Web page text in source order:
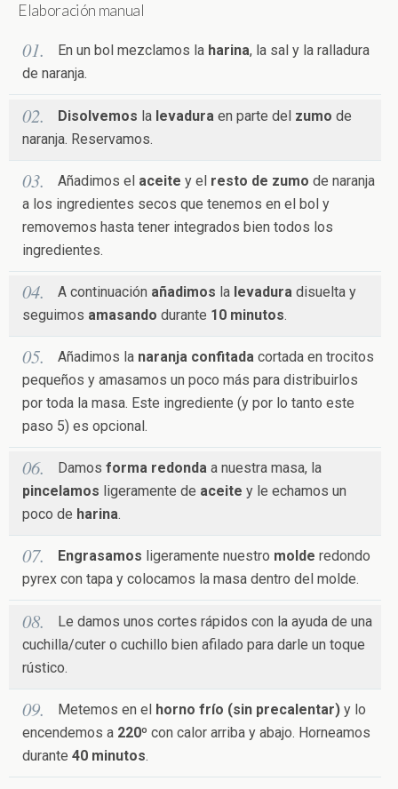
Elaboración manual
En un bol mezclamos la harina, la sal y la ralladura
de naranja.
Disolvemos la levadura en parte del zumo de
naranja. Reservamos.
Añadimos el aceite y el resto de zumo de naranja
a los ingredientes secos que tenemos en el bol y
removemos hasta tener integrados bien todos los
ingredientes.
A continuación añadimos la levadura disuelta y
seguimos amasando durante 10 minutos.
Añadimos la naranja confitada cortada en trocitos
pequeños y amasamos un poco más para distribuirlos
por toda la masa. Este ingrediente (y por lo tanto este
paso 5) es opcional.
Damos forma redonda a nuestra masa, la
pincelamos ligeramente de aceite y le echamos un
poco de harina.
Engrasamos ligeramente nuestro molde redondo
pyrex con tapa y colocamos la masa dentro del molde.
Le damos unos cortes rápidos con la ayuda de una
cuchilla/cuter o cuchillo bien afilado para darle un toque
rústico.
Metemos en el horno frío (sin precalentar) y lo
encendemos a 220º con calor arriba y abajo. Horneamos
durante 40 minutos.